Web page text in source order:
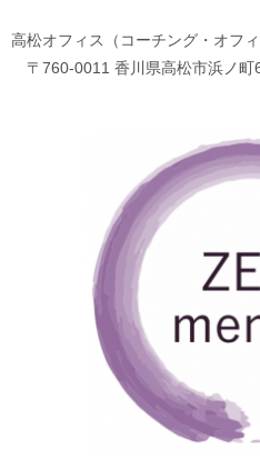
高松オフィス（コーチング・オフィ
〒760-0011 香川県高松市浜ノ町